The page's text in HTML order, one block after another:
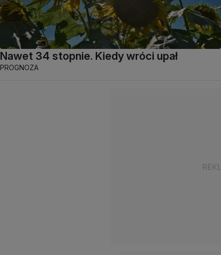
Nawet 34 stopnie. Kiedy wróci upał
PROGNOZA